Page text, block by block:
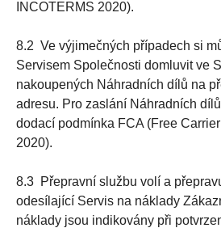
INCOTERMS 2020).
8.2 Ve výjimečných případech si
Servisem Společnosti domluvit ve
nakoupených Náhradních dílů na
adresu. Pro zaslání Náhradních
dodací podmínka FCA (Free
2020).
8.3 Přepravní službu volí a
odesílající Servis na náklady
náklady jsou indikovány při